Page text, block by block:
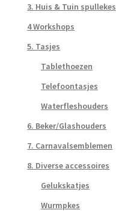
3. Huis & Tuin spullekes
4 Workshops
5. Tasjes
Tablethoezen
Telefoontasjes
Waterfleshouders
6. Beker/Glashouders
7. Carnavalsemblemen
8. Diverse accessoires
Gelukskatjes
Wurmpkes